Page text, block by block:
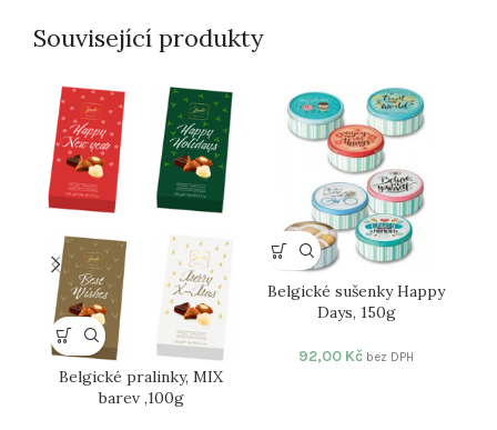
Související produkty
Belgické pralinky, MIX
barev ,100g
Belgické sušenky Happy
Days, 150g
92,00 Kč bez DPH